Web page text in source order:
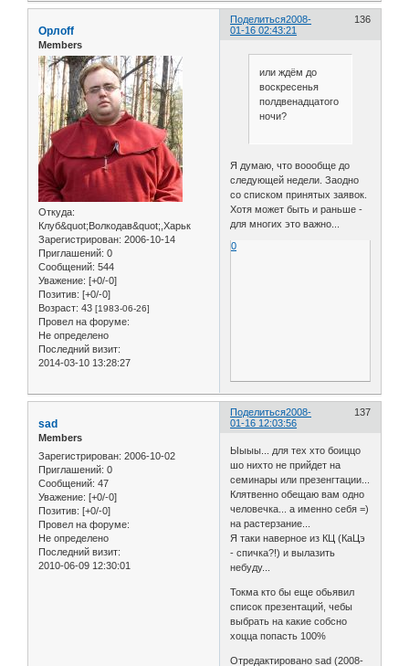
Поделиться 136
2008-
01-16 02:43:21
Орлоff
Members
Откуда:
Клуб&quot;Волкодав&quot;,Харьк
Зарегистрирован: 2006-10-14
Приглашений: 0
Сообщений: 544
Уважение: [+0/-0]
Позитив: [+0/-0]
Возраст: 43 [1983-06-26]
Провел на форуме:
Не определено
Последний визит:
2014-03-10 13:28:27
или ждём до
воскресенья
полдвенадцатого
ночи?
Я думаю, что воообще до
следующей недели. Заодно
со списком принятых заявок.
Хотя может быть и раньше -
для многих это важно...
0
Поделиться 137
2008-
01-16 12:03:56
sad
Members
Зарегистрирован: 2006-10-02
Приглашений: 0
Сообщений: 47
Уважение: [+0/-0]
Позитив: [+0/-0]
Провел на форуме:
Не определено
Последний визит:
2010-06-09 12:30:01
Ыыыы... для тех хто боиццо
шо нихто не прийдет на
семинары или презенгтации...
Клятвенно обещаю вам одно
человечка... а именно себя =)
на растерзание...
Я таки наверное из КЦ (КаЦэ
- спичка?!) и вылазить
небуду...
Токма кто бы еще обьявил
список презентаций, чебы
выбрать на какие собсно
хоцца попасть 100%
Отредактировано sad (2008-